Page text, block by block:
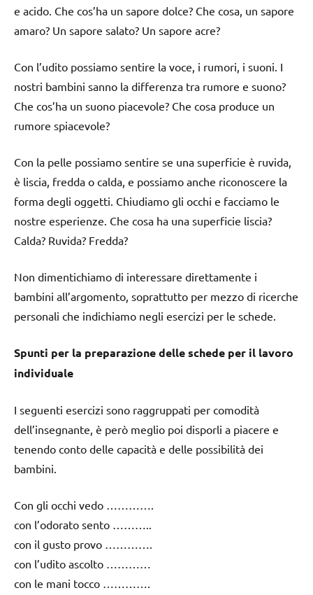
e acido. Che cos’ha un sapore dolce? Che cosa, un sapore
amaro? Un sapore salato? Un sapore acre?
Con l’udito possiamo sentire la voce, i rumori, i suoni. I
nostri bambini sanno la differenza tra rumore e suono?
Che cos’ha un suono piacevole? Che cosa produce un
rumore spiacevole?
Con la pelle possiamo sentire se una superficie è ruvida,
è liscia, fredda o calda, e possiamo anche riconoscere la
forma degli oggetti. Chiudiamo gli occhi e facciamo le
nostre esperienze. Che cosa ha una superficie liscia?
Calda? Ruvida? Fredda?
Non dimentichiamo di interessare direttamente i
bambini all’argomento, soprattutto per mezzo di ricerche
personali che indichiamo negli esercizi per le schede.
Spunti per la preparazione delle schede per il lavoro
individuale
I seguenti esercizi sono raggruppati per comodità
dell’insegnante, è però meglio poi disporli a piacere e
tenendo conto delle capacità e delle possibilità dei
bambini.
Con gli occhi vedo ………….
con l’odorato sento ………..
con il gusto provo ………….
con l’udito ascolto …………
con le mani tocco ………….